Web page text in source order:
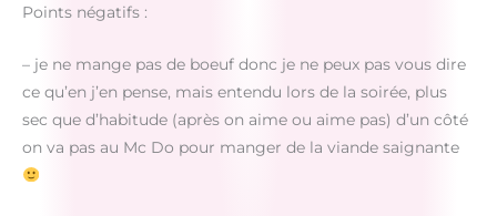
Points négatifs :
– je ne mange pas de boeuf donc je ne peux pas vous dire
ce qu’en j’en pense, mais entendu lors de la soirée, plus
sec que d’habitude (après on aime ou aime pas) d’un côté
on va pas au Mc Do pour manger de la viande saignante